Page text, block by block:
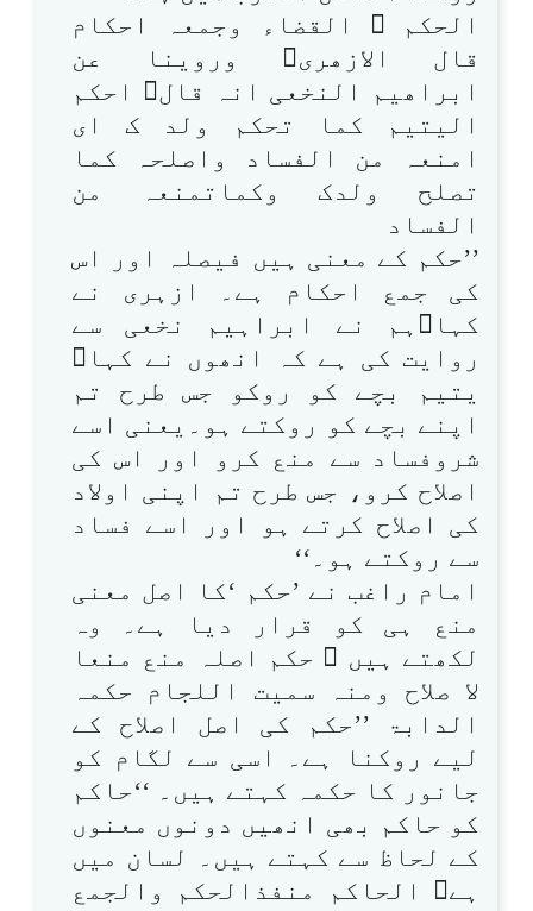
الحکم  القضاء وجمعہ احکام
قال الازھری وروینا عن
ابراھیم النخعی انہ قال احکم
الیتیم کما تحکم ولد ک ای
امنعہ من الفساد واصلحہ کما
تصلح ولدک وکماتمنعہ من
الفساد
’’حکم کے معنی ہیں فیصلہ اور اس
کی جمع احکام ہے۔ ازہری نے
کہاہم نے ابراہیم نخعی سے
روایت کی ہے کہ انھوں نے کہا
یتیم بچے کو روکو جس طرح تم
اپنے بچے کو روکتے ہو۔یعنی اسے
شروفساد سے منع کرو اور اس کی
اصلاح کرو، جس طرح تم اپنی اولاد
کی اصلاح کرتے ہو اور اسے فساد
سے روکتے ہو۔‘‘
امام راغب نے ’حکم ‘کا اصل معنی
منع ہی کو قرار دیا ہے۔ وہ
لکھتے ہیں  حکم اصلہ منع منعا
لا صلاح ومنہ سمیت اللجام حکمہ
الدابۃ ’’حکم کی اصل اصلاح کے
لیے روکنا ہے۔ اسی سے لگام کو
جانور کا حکمہ کہتے ہیں۔ ‘‘حاکم
کو حاکم بھی انھیں دونوں معنوں
کے لحاظ سے کہتے ہیں۔ لسان میں
ہے الحاکم منفذالحکم والجمع